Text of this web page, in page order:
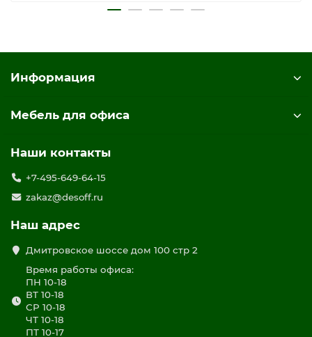
Информация
Мебель для офиса
Наши контакты
+7-495-649-64-15
zakaz@desoff.ru
Наш адрес
Дмитровское шоссе дом 100 стр 2
Время работы офиса:
ПН 10-18
ВТ 10-18
СР 10-18
ЧТ 10-18
ПТ 10-17